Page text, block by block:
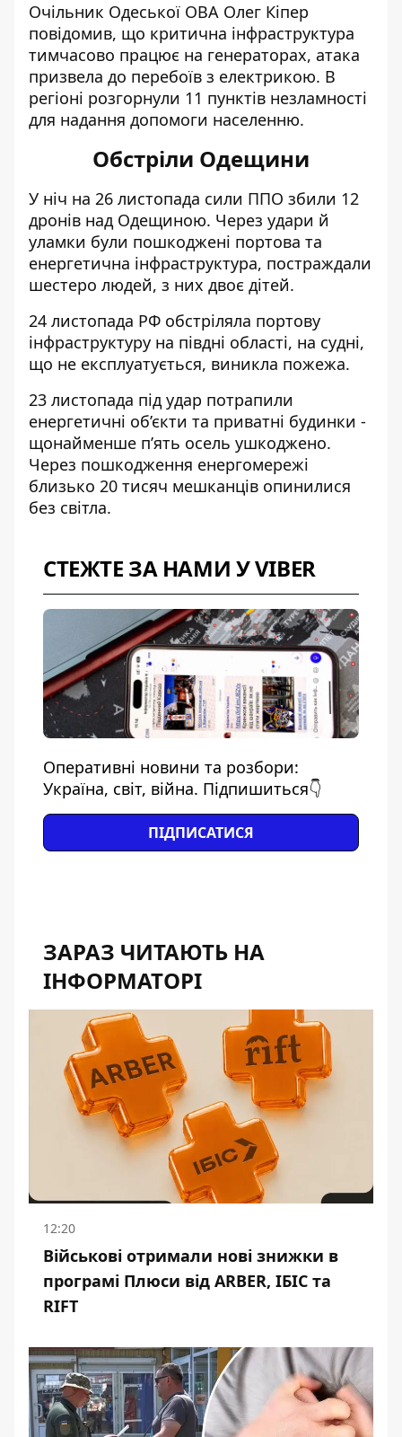
Очільник Одеської ОВА Олег Кіпер
повідомив, що критична інфраструктура
тимчасово працює на генераторах, атака
призвела до перебоїв з електрикою. В
регіоні розгорнули 11 пунктів незламності
для надання допомоги населенню.
Обстріли Одещини
У ніч на 26 листопада сили ППО збили 12
дронів над Одещиною. Через удари й
уламки були пошкоджені портова та
енергетична інфраструктура, постраждали
шестеро людей, з них двоє дітей.
24 листопада РФ обстріляла портову
інфраструктуру на півдні області, на судні,
що не експлуатується, виникла пожежа.
23 листопада під удар потрапили
енергетичні об’єкти та приватні будинки -
щонайменше п’ять осель ушкоджено.
Через пошкодження енергомережі
близько 20 тисяч мешканців опинилися
без світла.
СТЕЖТЕ ЗА НАМИ У VIBER
Оперативні новини та розбори:
Україна, світ, війна. Підпишиться👇
ПІДПИСАТИСЯ
ЗАРАЗ ЧИТАЮТЬ НА
ІНФОРМАТОРІ
12:20
Військові отримали нові знижки в
програмі Плюси від ARBER, ІБІС та
RIFT